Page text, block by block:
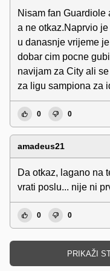
Nisam fan Guardiole
a ne otkaz.Naprvio
u danasnje vrijeme
dobar cim pocne
navijam za City ali
za ligu sampiona za
0 0
amadeus21
Da otkaz, lagano na
vrati poslu... nije ni
0 0
PRIKAŽI